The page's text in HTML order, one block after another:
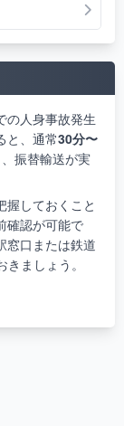
の人身事故発生
と、通常30分〜
振替輸送が実
握しておくこと
確認が可能で
窓口または鉄道
きましょう。